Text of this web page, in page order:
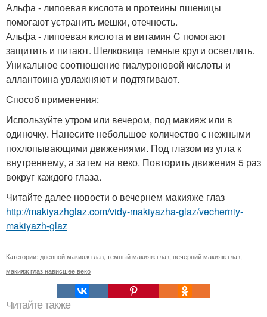
Альфа - липоевая кислота и протеины пшеницы
помогают устранить мешки, отечность.
Альфа - липоевая кислота и витамин C помогают
защитить и питают. Шелковица темные круги осветлить.
Уникальное соотношение гиалуроновой кислоты и
аллантоина увлажняют и подтягивают.
Способ применения:
Используйте утром или вечером, под макияж или в
одиночку. Нанесите небольшое количество с нежными
похлопывающими движениями. Под глазом из угла к
внутреннему, а затем на веко. Повторить движения 5 раз
вокруг каждого глаза.
Читайте далее новости о вечернем макияже глаз
http://makiyazhglaz.com/vidy-makiyazha-glaz/vecherniy-
makiyazh-glaz
Категории: дневной макияж глаз темный макияж глаз вечерний макияж глаз
макияж глаз нависшее веко
Читайте также